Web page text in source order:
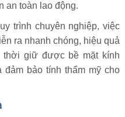
an toàn lao động.
trình chuyên nghiệp, việc
ra nhanh chóng, hiệu quả
thời giữ được bề mặt kính
bảo tính thẩm mỹ cho